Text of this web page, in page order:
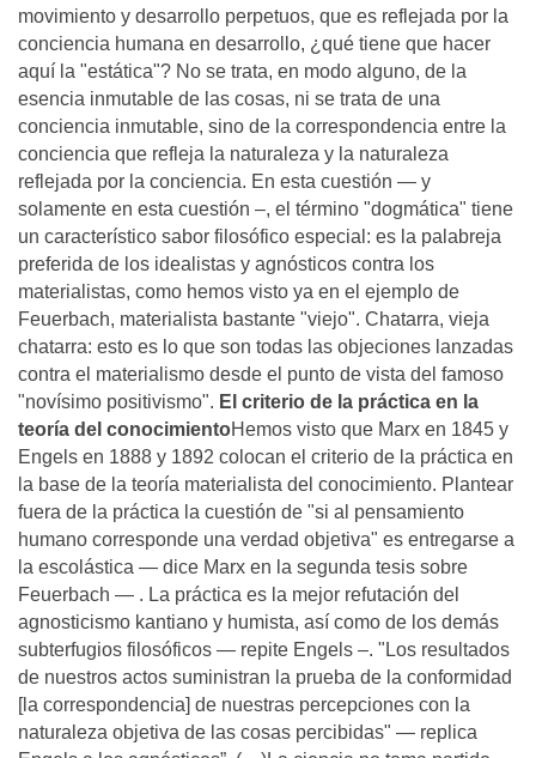
movimiento y desarrollo perpetuos, que es reflejada por la
conciencia humana en desarrollo, ¿qué tiene que hacer
aquí la "estática"? No se trata, en modo alguno, de la
esencia inmutable de las cosas, ni se trata de una
conciencia inmutable, sino de la correspondencia entre la
conciencia que refleja la naturaleza y la naturaleza
reflejada por la conciencia. En esta cuestión — y
solamente en esta cuestión –, el término "dogmática" tiene
un característico sabor filosófico especial: es la palabreja
preferida de los idealistas y agnósticos contra los
materialistas, como hemos visto ya en el ejemplo de
Feuerbach, materialista bastante "viejo". Chatarra, vieja
chatarra: esto es lo que son todas las objeciones lanzadas
contra el materialismo desde el punto de vista del famoso
"novísimo positivismo". El criterio de la práctica en la
teoría del conocimientoHemos visto que Marx en 1845 y
Engels en 1888 y 1892 colocan el criterio de la práctica en
la base de la teoría materialista del conocimiento. Plantear
fuera de la práctica la cuestión de "si al pensamiento
humano corresponde una verdad objetiva" es entregarse a
la escolástica — dice Marx en la segunda tesis sobre
Feuerbach — . La práctica es la mejor refutación del
agnosticismo kantiano y humista, así como de los demás
subterfugios filosóficos — repite Engels –. "Los resultados
de nuestros actos suministran la prueba de la conformidad
[la correspondencia] de nuestras percepciones con la
naturaleza objetiva de las cosas percibidas" — replica